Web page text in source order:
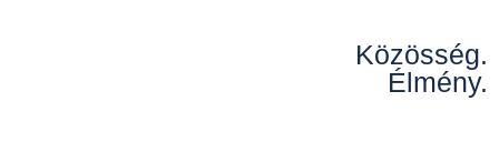
Közösség.
Élmény.